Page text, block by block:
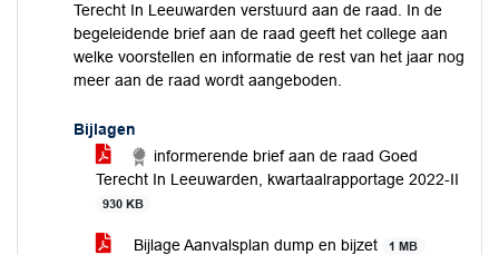
Terecht In Leeuwarden verstuurd aan de raad. In de
begeleidende brief aan de raad geeft het college aan
welke voorstellen en informatie de rest van het jaar nog
meer aan de raad wordt aangeboden.
Bijlagen
informerende brief aan de raad Goed
Terecht In Leeuwarden, kwartaalrapportage 2022-II
930 KB
Bijlage Aanvalsplan dump en bijzet 1 MB